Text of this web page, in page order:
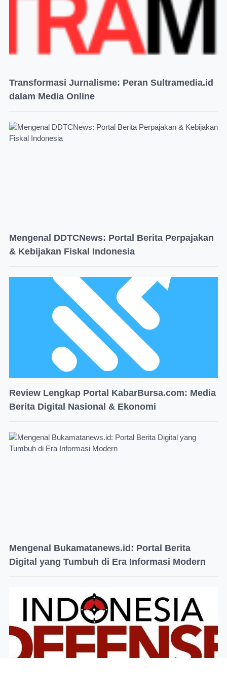
Transformasi Jurnalisme: Peran Sultramedia.id
dalam Media Online
Mengenal DDTCNews: Portal Berita Perpajakan
& Kebijakan Fiskal Indonesia
Review Lengkap Portal KabarBursa.com: Media
Berita Digital Nasional & Ekonomi
Mengenal Bukamatanews.id: Portal Berita
Digital yang Tumbuh di Era Informasi Modern